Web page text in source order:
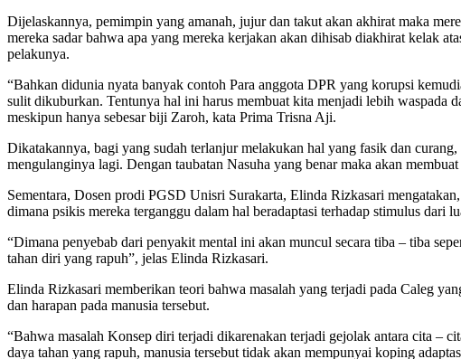
Dijelaskannya, pemimpin yang amanah, jujur dan takut akan akhirat maka
mereka sadar bahwa apa yang mereka kerjakan akan dihisab diakhirat kelak
pelakunya.
“Bahkan didunia nyata banyak contoh Para anggota DPR yang korupsi
sulit dikuburkan. Tentunya hal ini harus membuat kita menjadi lebih waspada
meskipun hanya sebesar biji Zaroh, kata Prima Trisna Aji.
Dikatakannya, bagi yang sudah terlanjur melakukan hal yang fasik dan
mengulanginya lagi. Dengan taubatan Nasuha yang benar maka akan
Sementara, Dosen prodi PGSD Unisri Surakarta, Elinda Rizkasari
dimana psikis mereka terganggu dalam hal beradaptasi terhadap stimulus dari
“Dimana penyebab dari penyakit mental ini akan muncul secara tiba – tiba
tahan diri yang rapuh”, jelas Elinda Rizkasari.
Elinda Rizkasari memberikan teori bahwa masalah yang terjadi pada Caleg
dan harapan pada manusia tersebut.
“Bahwa masalah Konsep diri terjadi dikarenakan terjadi gejolak antara cita –
daya tahan yang rapuh, manusia tersebut tidak akan mempunyai koping